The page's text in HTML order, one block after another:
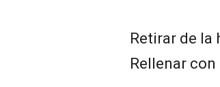
Retirar de la
Rellenar